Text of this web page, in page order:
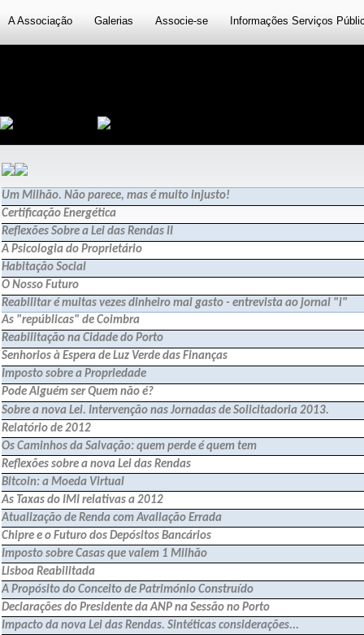
A Associação Galerias Associe-se Informações Serviços
Um Milhão. Não parece, mas é muito injusto!
Certificação Energética
Reflexões Sobre a Lei das Rendas II
A Psicologia do Proprietário
Habitação Social
O Nosso Futuro
Reabilitar é muitas vezes dinheiro mal gasto - entrevista ao jornal "i"
As "repúblicas" de Coimbra
Reabilitação na Cidade do Porto
Senhorios à Espera de Luz Verde das Finanças
Imposto sobre a Propriedade
Pode Alguém ser Quem não é?
Sobre a nova Lei. Intervenção nas Jornadas de Solicitadoria 2013.
Relatório de 2012
Os Caminhos da Salvação: quem perde é quem tem
Reflexões sobre a nova Lei das Rendas
Bitcoin: a Moeda Virtual
As Taxas do IMI relativas a 2012
Atualização de Renda com Avaliação Errada
Chipre e o Futuro dos Depósitos Bancários
Imposto sobre Casas que valem 1 Milhão
Lisboa Reabilitada
A Propósito do Conceito de Património Construído
Declarações do Presidente da ANP na Sessão no Porto
Impacto da nova Lei das Rendas. Sintéticas considerações...